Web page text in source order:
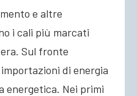
e altre
i cali più marcati
Sul fronte
di energia
energetica. Nei primi